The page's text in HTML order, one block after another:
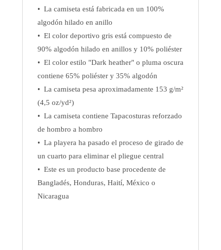
• La camiseta está fabricada en un 100%
algodón hilado en anillo
• El color deportivo gris está compuesto de
90% algodón hilado en anillos y 10% poliéster
• El color estilo "Dark heather" o pluma oscura
contiene 65% poliéster y 35% algodón
• La camiseta pesa aproximadamente 153 g/m²
(4,5 oz/yd²)
• La camiseta contiene Tapacosturas reforzado
de hombro a hombro
• La playera ha pasado el proceso de girado de
un cuarto para eliminar el pliegue central
• Este es un producto base procedente de
Bangladés, Honduras, Haití, México o
Nicaragua